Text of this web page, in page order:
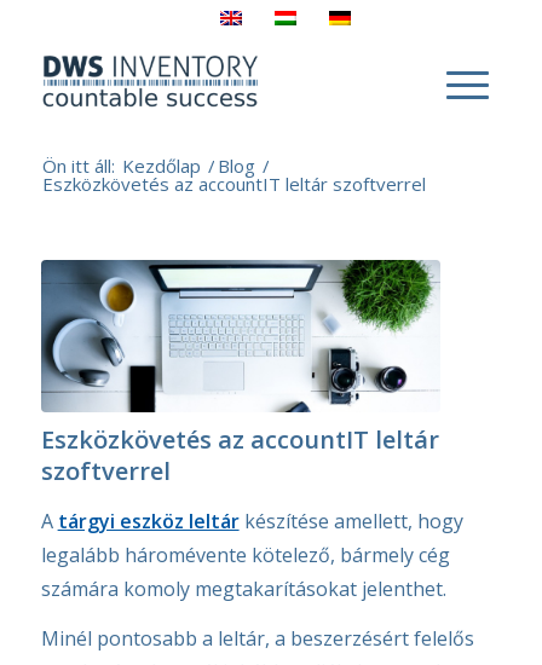
Ön itt áll: Kezdőlap / Blog /
Eszközkövetés az accountIT leltár szoftverrel
Eszközkövetés az accountIT leltár
szoftverrel
A tárgyi eszköz leltárkészítése amellett, hogy
legalább háromévente kötelező, bármely cég
számára komoly megtakarításokat jelenthet.
Minél pontosabb a leltár, a beszerzésért felelős